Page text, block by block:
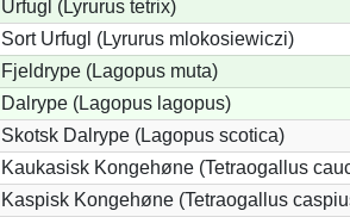
Urfugl (Lyrurus tetrix)
Sort Urfugl (Lyrurus mlokosiewiczi)
Fjeldrype (Lagopus muta)
Dalrype (Lagopus lagopus)
Skotsk Dalrype (Lagopus scotica)
Kaukasisk Kongehøne (Tetraogallus
Kaspisk Kongehøne (Tetraogallus